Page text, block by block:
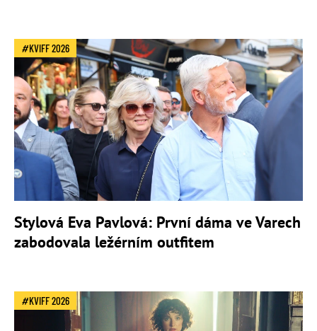
KVIFF 2026
Stylová Eva Pavlová: První dáma ve Varech
zabodovala ležérním outfitem
KVIFF 2026